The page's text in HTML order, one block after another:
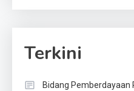
Terkini
Bidang Pemberdayaan